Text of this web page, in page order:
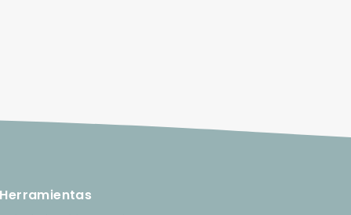
Herramientas